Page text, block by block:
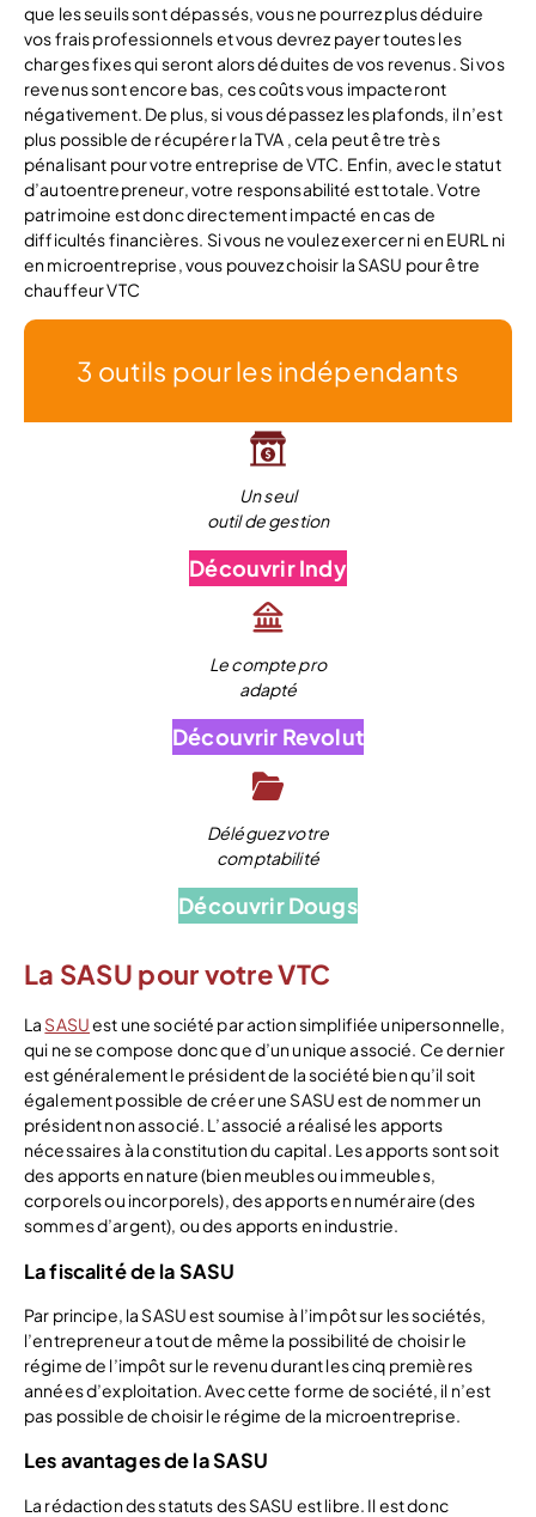
que les seuils sont dépassés, vous ne pourrez plus déduire
vos frais professionnels et vous devrez payer toutes les
charges fixes qui seront alors déduites de vos revenus. Si vos
revenus sont encore bas, ces coûts vous impacteront
négativement. De plus, si vous dépassez les plafonds, il n’est
plus possible de récupérer la TVA , cela peut être très
pénalisant pour votre entreprise de VTC. Enfin, avec le statut
d’autoentrepreneur, votre responsabilité est totale. Votre
patrimoine est donc directement impacté en cas de
difficultés financières. Si vous ne voulez exercer ni en EURL ni
en microentreprise, vous pouvez choisir la SASU pour être
chauffeur VTC
3 outils pour les indépendants
Un seul
outil de gestion
Découvrir Indy
Le compte pro
adapté
Découvrir Revolut
Déléguez votre
comptabilité
Découvrir Dougs
La SASU pour votre VTC
La SASUest une société par action simplifiée unipersonnelle,
qui ne se compose donc que d’un unique associé. Ce dernier
est généralement le président de la société bien qu’il soit
également possible de créer une SASU est de nommer un
président non associé. L’associé a réalisé les apports
nécessaires à la constitution du capital. Les apports sont soit
des apports en nature (bien meubles ou immeubles,
corporels ou incorporels), des apports en numéraire (des
sommes d’argent), ou des apports en industrie.
La fiscalité de la SASU
Par principe, la SASU est soumise à l’impôt sur les sociétés,
l’entrepreneur a tout de même la possibilité de choisir le
régime de l’impôt sur le revenu durant les cinq premières
années d’exploitation. Avec cette forme de société, il n’est
pas possible de choisir le régime de la microentreprise.
Les avantages de la SASU
La rédaction des statuts des SASU est libre. Il est donc